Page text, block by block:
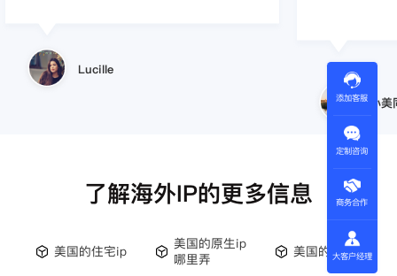
小美同学
王伟
了解海外IP的更多信息
美国的住宅ip
美国的原生ip
哪里弄
美国的固定ip
添加客服
定制咨询
商务合作
大客户经理